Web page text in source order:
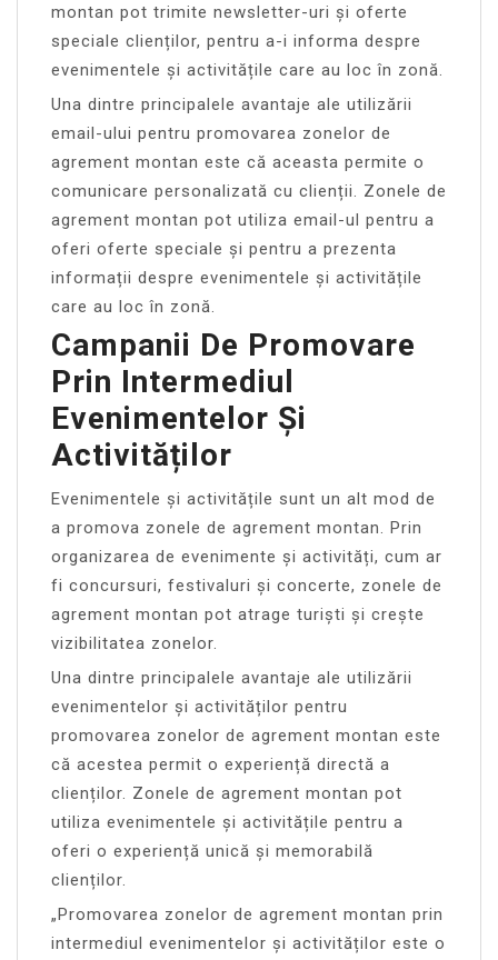
montan pot trimite newsletter-uri și oferte
speciale clienților, pentru a-i informa despre
evenimentele și activitățile care au loc în zonă.
Una dintre principalele avantaje ale utilizării
email-ului pentru promovarea zonelor de
agrement montan este că aceasta permite o
comunicare personalizată cu clienții. Zonele de
agrement montan pot utiliza email-ul pentru a
oferi oferte speciale și pentru a prezenta
informații despre evenimentele și activitățile
care au loc în zonă.
Campanii De Promovare
Prin Intermediul
Evenimentelor Și
Activităților
Evenimentele și activitățile sunt un alt mod de
a promova zonele de agrement montan. Prin
organizarea de evenimente și activități, cum ar
fi concursuri, festivaluri și concerte, zonele de
agrement montan pot atrage turiști și crește
vizibilitatea zonelor.
Una dintre principalele avantaje ale utilizării
evenimentelor și activităților pentru
promovarea zonelor de agrement montan este
că acestea permit o experiență directă a
clienților. Zonele de agrement montan pot
utiliza evenimentele și activitățile pentru a
oferi o experiență unică și memorabilă
clienților.
„Promovarea zonelor de agrement montan prin
intermediul evenimentelor și activităților este o